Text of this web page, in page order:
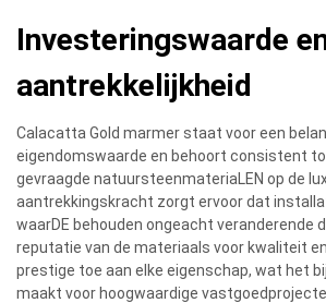
Investeringswaarde
aantrekkelijkheid
Calacatta Gold marmer staat voor een
eigendomswaarde en behoort consistent
gevraagde natuursteenmateriaLEN op de
aantrekkingskracht zorgt ervoor dat
waarDE behouden ongeacht veranderende
reputatie van de materiaals voor kwaliteit
prestige toe aan elke eigenschap, wat het
maakt voor hoogwaardige